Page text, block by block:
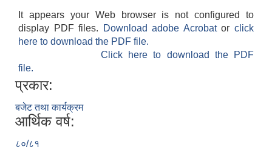
It appears your Web browser is not configured to
display PDF files.
Download adobe Acrobatorclick
here to download the PDF file.
Click here to download the PDF
file.
प्रकार:
बजेट तथा कार्यक्रम
आर्थिक वर्ष:
८०/८१